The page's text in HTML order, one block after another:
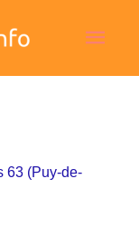
63 (Puy-de-